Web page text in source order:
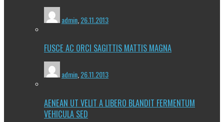
admin 26.11.2013
FUSCE AC ORCI SAGITTIS MATTIS MAGNA
admin,26.11.2013
AENEAN UT VELIT A LIBERO BLANDIT FERMENTUM
VEHICULA SED